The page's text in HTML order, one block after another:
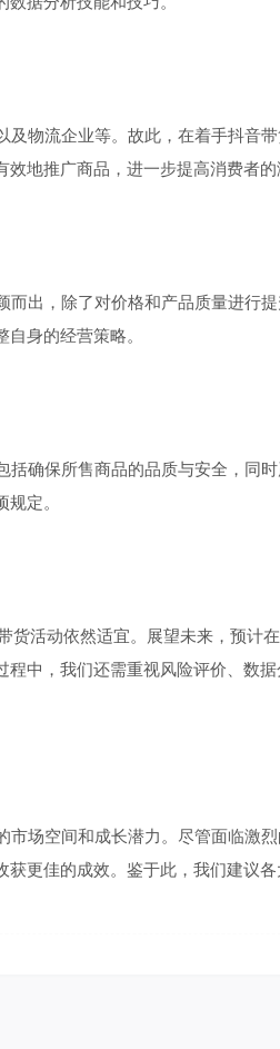
物流企业等。故此，在着手抖音
地推广商品，进一步提高消费者的
出，除了对价格和产品质量进行
身的经营策略。
确保所售商品的品质与安全，同
定。
活动依然适宜。展望未来，预计
中，我们还需重视风险评价、数
场空间和成长潜力。尽管面临激
更佳的成效。鉴于此，我们建议